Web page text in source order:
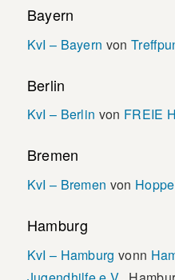
Bayern
KvI – Bayern von
Berlin
KvI – Berlin von FREIE
Bremen
KvI – Bremen von
Hamburg
KvI – Hamburg vonn